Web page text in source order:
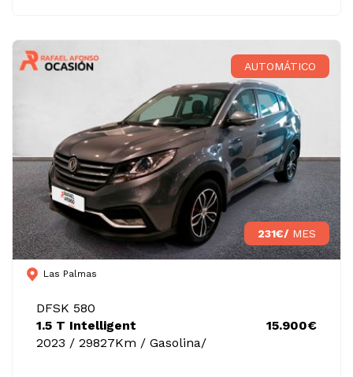
AUTOMÁTICO
231€/ MES
Las Palmas
DFSK 580
1.5 T Intelligent
2023 / 29827Km / Gasolina/
15.900€